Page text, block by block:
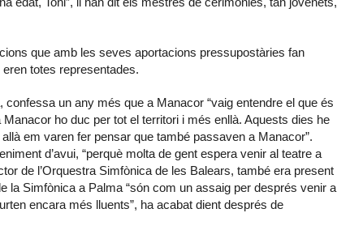
que amb les seves aportacions pressupostàries fan
totes representades.
un any més que a Manacor “vaig entendre el que és
ho duc per tot el territori i més enllà. Aquests dies he
em varen fer pensar que també passaven a Manacor”.
d’avui, “perquè molta de gent espera venir al teatre a
de l’Orquestra Simfònica de les Balears, també era present
la Simfònica a Palma “són com un assaig per després venir a
encara més lluents”, ha acabat dient després de